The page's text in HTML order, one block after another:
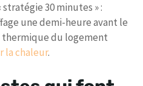
30 minutes » :
une demi-heure avant le
thermique du logement
la chaleur.